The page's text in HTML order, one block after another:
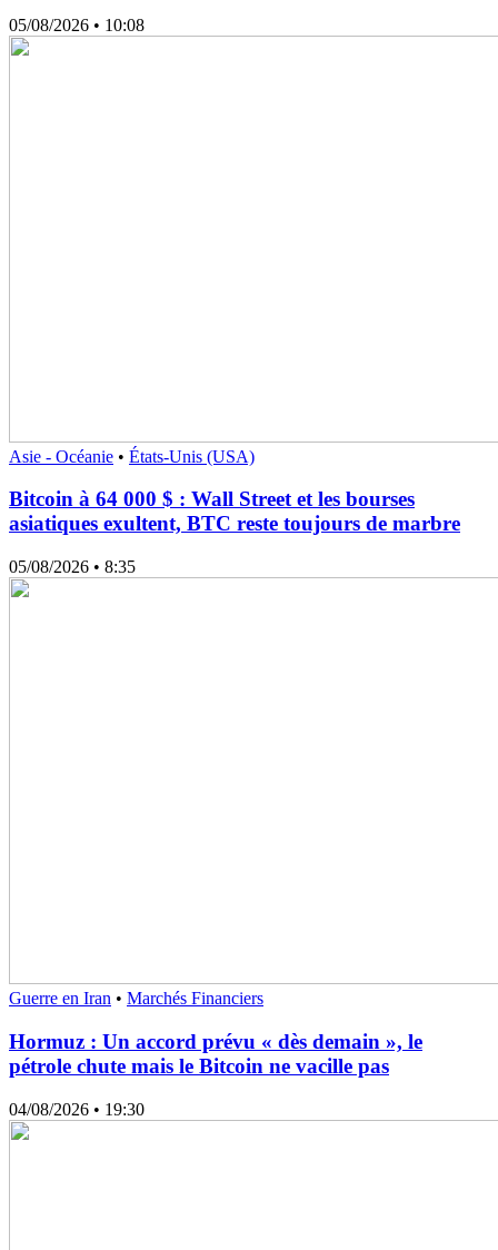
05/08/2026 • 10:08
Asie - Océanie • États-Unis (USA)
Bitcoin à 64 000 $ : Wall Street et les bourses
asiatiques exultent, BTC reste toujours de marbre
05/08/2026 • 8:35
Guerre en Iran • Marchés Financiers
Hormuz : Un accord prévu « dès demain », le
pétrole chute mais le Bitcoin ne vacille pas
04/08/2026 • 19:30